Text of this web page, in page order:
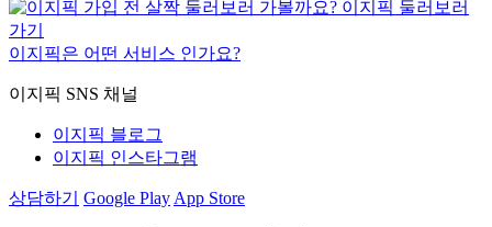
이지픽은 어떤 서비스 인가요?
이지픽 SNS 채널
이지픽 블로그
이지픽 인스타그램
상담하기 Google Play App Store